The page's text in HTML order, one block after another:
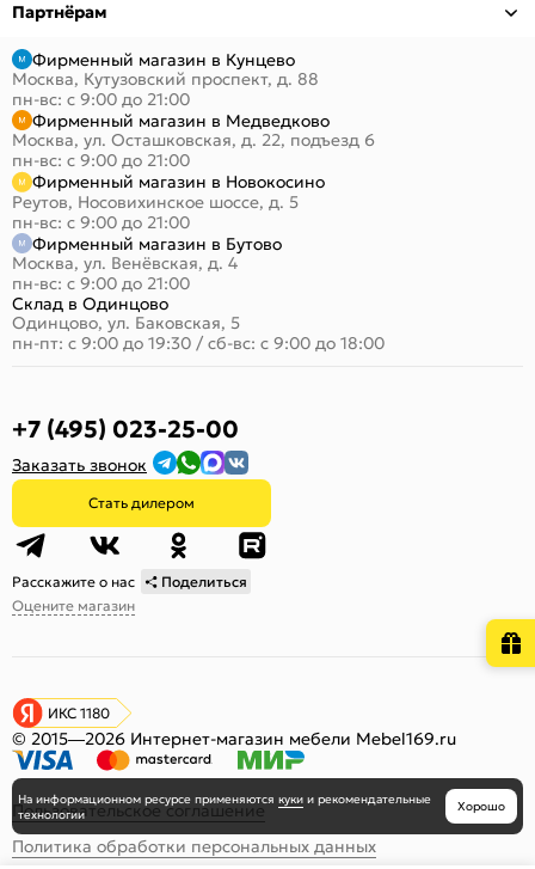
Партнёрам
Фирменный магазин в Кунцево
Москва, Кутузовский проспект, д. 88
пн-вс: с 9:00 до 21:00
Фирменный магазин в Медведково
Москва, ул. Осташковская, д. 22, подъезд 6
пн-вс: с 9:00 до 21:00
Фирменный магазин в Новокосино
Реутов, Носовихинское шоссе, д. 5
пн-вс: с 9:00 до 21:00
Фирменный магазин в Бутово
Москва, ул. Венёвская, д. 4
пн-вс: с 9:00 до 21:00
Склад в Одинцово
Одинцово, ул. Баковская, 5
пн-пт: с 9:00 до 19:30 / сб-вс: с 9:00 до 18:00
+7 (495) 023-25-00
Заказать звонок
Стать дилером
Расскажите о нас
Поделиться
Оцените магазин
ИКС 1180
© 2015—2026 Интернет-магазин мебели Mebel169.ru
Пользовательское соглашение
Политика обработки персональных данных
На информационном ресурсе применяются куки и рекомендательные
технологии
Хорошо